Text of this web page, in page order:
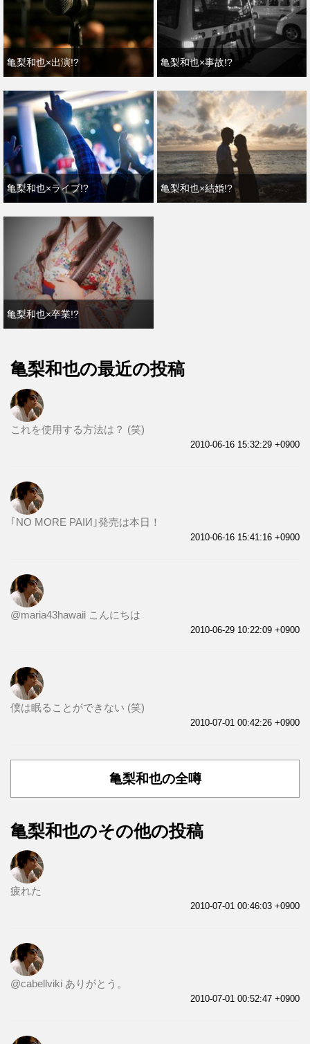
亀梨和也×出演!? 亀梨和也×事故!?
亀梨和也×ライブ!? 亀梨和也×結婚!?
亀梨和也×卒業!?
亀梨和也の最近の投稿
これを使用する方法は？ (笑)
2010-06-16 15:32:29 +0900
｢NO MORE PAIИ｣発売は本日！
2010-06-16 15:41:16 +0900
@maria43hawaii こんにちは
2010-06-29 10:22:09 +0900
僕は眠ることができない (笑)
2010-07-01 00:42:26 +0900
亀梨和也の全噂
亀梨和也のその他の投稿
疲れた
2010-07-01 00:46:03 +0900
@cabellviki ありがとう。
2010-07-01 00:52:47 +0900